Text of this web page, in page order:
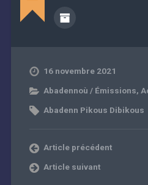
16 novembre 2021
Abadennoù / Émissions,
Abadenn Pikous Dibikous
Article précédent
Article suivant